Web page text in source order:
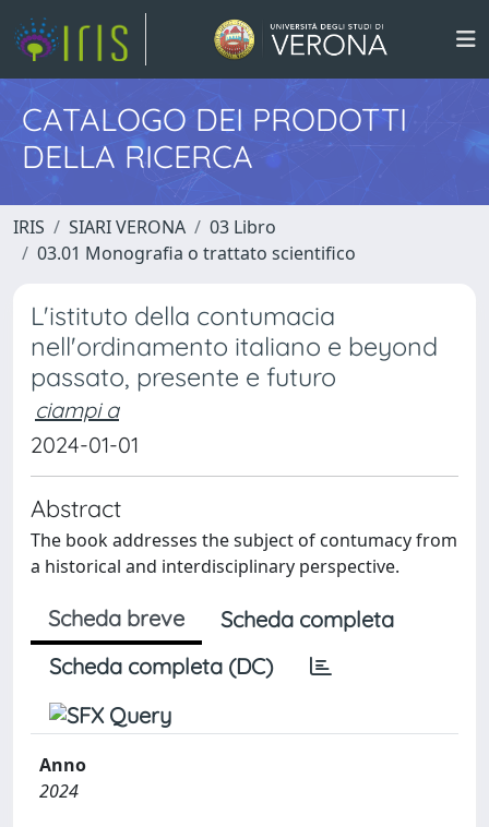
CATALOGO DEI PRODOTTI
DELLA RICERCA
IRIS SIARI VERONA
03 Libro
03.01 Monografia o trattato scientifico
L'istituto della contumacia
nell'ordinamento italiano e beyond
passato, presente e futuro
ciampi a
2024-01-01
Abstract
The book addresses the subject of contumacy from
a historical and interdisciplinary perspective.
Scheda breve
Scheda completa
Scheda completa (DC)
Anno
2024